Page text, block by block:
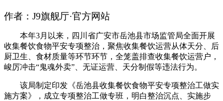
作者：J9旗舰厅·官方网站
本年3月以来，四川省广安市岳池县市场监管局全面开展
收集餐饮食物平安专项整治，聚焦收集餐饮运营从体天分、后
厨卫生、食材质量等环节环节，全笼盖排查收集餐饮运营户，
峻厉冲击“鬼魂外卖”、无证运营、天分制假等违法行为。
该局制定印发《岳池县收集餐饮食物平安专项整治工做实
施方案》，成立专项整治工做专班，明白整治沉点、实施步